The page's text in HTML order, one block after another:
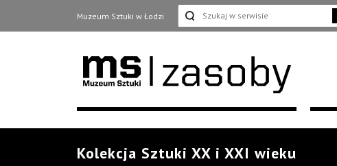
Muzeum Sztuki w Łodzi
Kolekcja Sztuki XX i XXI wieku